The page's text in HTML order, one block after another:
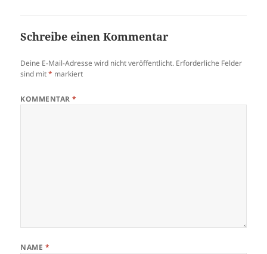
Schreibe einen Kommentar
Deine E-Mail-Adresse wird nicht veröffentlicht. Erforderliche Felder
sind mit* markiert
KOMMENTAR*
NAME *